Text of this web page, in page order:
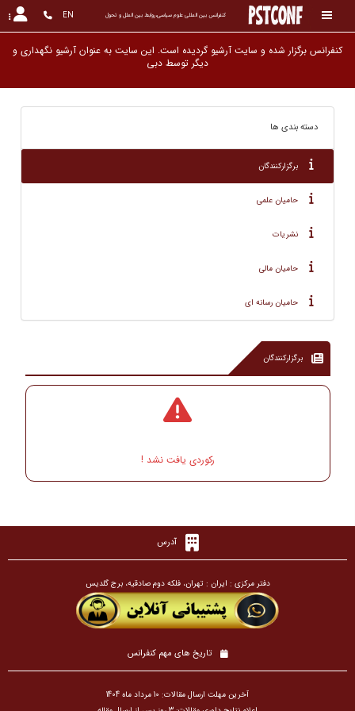
کنفرانس بین المللی علوم سیاسی،روابط بین الملل و تحول EN
کنفرانس برگزار شده و سایت آرشیو گردیده است. این سایت به عنوان آرشیو نگهداری و
دیگر تو
دسته بندی ها
برگزارکنندگان
حامیان علمی
نشریات
حامیان مالی
حامیان رسانه ای
برگزارکنندگان
رکوردی یافت نشد !
آدرس
دفتر مرکزی : ایران : تهران، فلکه دوم صادقیه، برج گلدیس
تاریخ های مهم کنفرانس
آخرین مهلت ارسال مقالات: 10 مرداد ماه 1404